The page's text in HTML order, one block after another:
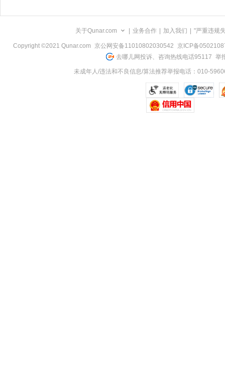
关于Qunar.com 业务合作 加入我们 "严重违规
Copyright ©2021 Qunar.com 京公网安备11010802030542 京ICP备
去哪儿网投诉、咨询热线电话95117 举
未成年人/违法和不良信息/算法推荐举报电话：010-